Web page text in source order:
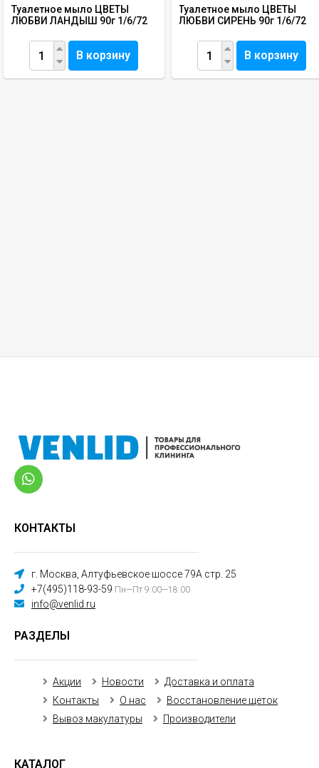
Туалетное мыло ЦВЕТЫ
ЛЮБВИ ЛАНДЫШ 90г 1/6/72
В корзину
Туалетное мыло ЦВЕТЫ
ЛЮБВИ СИРЕНЬ 90г 1/6/72
В корзину
КОНТАКТЫ
г. Москва, Алтуфьевское шоссе 79А стр. 25
+7(495)118-93-59 Пн—Пт 9:00—18:00
info@venlid.ru
РАЗДЕЛЫ
Акции Новости
Доставка и оплата
Контакты
О нас
Восстановление щеток
Вывоз макулатуры
Производители
КАТАЛОГ